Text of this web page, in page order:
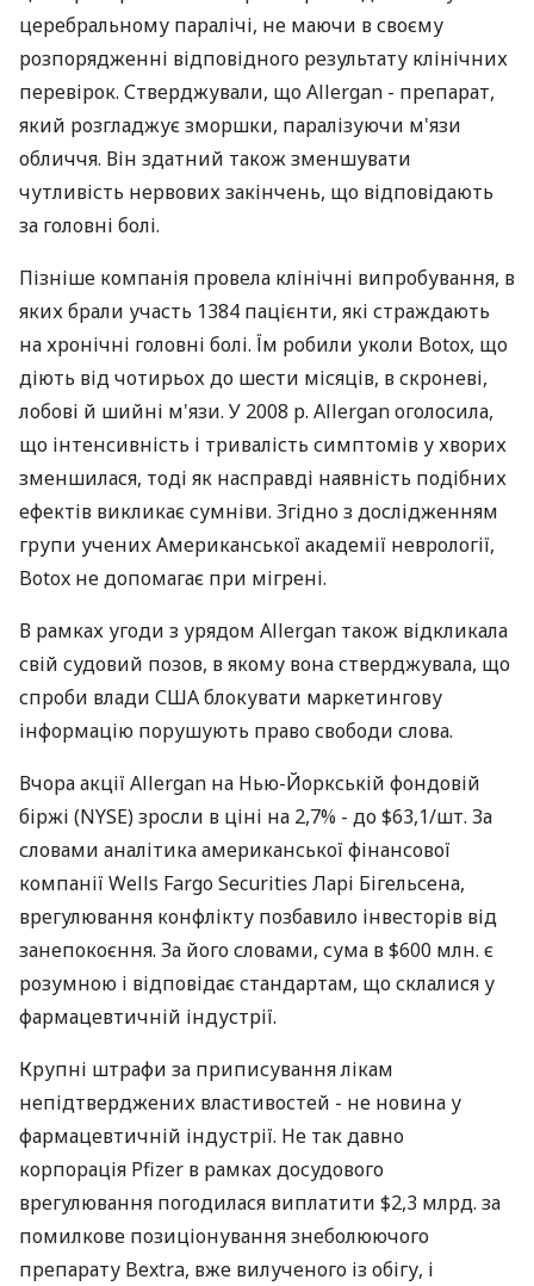
церебральному паралічі, не маючи в своєму
розпорядженні відповідного результату клінічних
перевірок. Стверджували, що Allergan - препарат,
який розгладжує зморшки, паралізуючи м'язи
обличчя. Він здатний також зменшувати
чутливість нервових закінчень, що відповідають
за головні болі.
Пізніше компанія провела клінічні випробування, в
яких брали участь 1384 пацієнти, які страждають
на хронічні головні болі. Їм робили уколи Botox, що
діють від чотирьох до шести місяців, в скроневі,
лобові й шийні м'язи. У 2008 р. Allergan оголосила,
що інтенсивність і тривалість симптомів у хворих
зменшилася, тоді як насправді наявність подібних
ефектів викликає сумніви. Згідно з дослідженням
групи учених Американської академії неврології,
Botox не допомагає при мігрені.
В рамках угоди з урядом Allergan також відкликала
свій судовий позов, в якому вона стверджувала, що
спроби влади США блокувати маркетингову
інформацію порушують право свободи слова.
Вчора акції Allergan на Нью-Йоркській фондовій
біржі (NYSE) зросли в ціні на 2,7% - до $63,1/шт. За
словами аналітика американської фінансової
компанії Wells Fargo Securities Ларі Бігельсена,
врегулювання конфлікту позбавило інвесторів від
занепокоєння. За його словами, сума в $600 млн. є
розумною і відповідає стандартам, що склалися у
фармацевтичній індустрії.
Крупні штрафи за приписування лікам
непідтверджених властивостей - не новина у
фармацевтичній індустрії. Не так давно
корпорація Pfizer в рамках досудового
врегулювання погодилася виплатити $2,3 млрд. за
помилкове позиціонування знеболюючого
препарату Bextra, вже вилученого із обігу, і